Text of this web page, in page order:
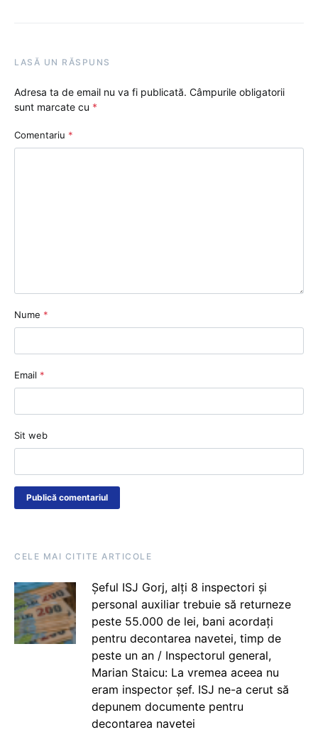
LASĂ UN RĂSPUNS
Adresa ta de email nu va fi publicată. Câmpurile obligatorii
sunt marcate cu *
Comentariu *
Nume *
Email *
Sit web
CELE MAI CITITE ARTICOLE
Șeful ISJ Gorj, alți 8 inspectori și
personal auxiliar trebuie să returneze
peste 55.000 de lei, bani acordați
pentru decontarea navetei, timp de
peste un an / Inspectorul general,
Marian Staicu: La vremea aceea nu
eram inspector șef. ISJ ne-a cerut să
depunem documente pentru
decontarea navetei